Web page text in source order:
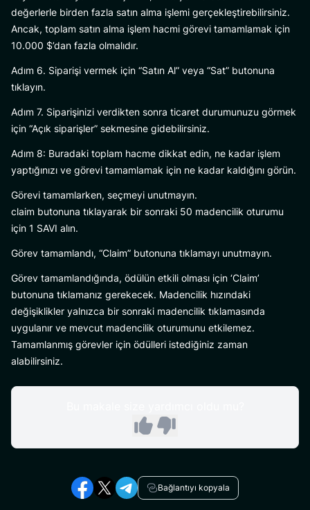
değerlerle birden fazla satın alma işlemi gerçekleştirebilirsiniz.
Ancak, toplam satın alma işlem hacmi görevi tamamlamak için
10.000 $’dan fazla olmalıdır.
Adım 6. Siparişi vermek için “Satın Al” veya “Sat” butonuna
tıklayın.
Adım 7. Siparişinizi verdikten sonra ticaret durumunuzu görmek
için “Açık siparişler” sekmesine gidebilirsiniz.
Adım 8: Buradaki toplam hacme dikkat edin, ne kadar işlem
yaptığınızı ve görevi tamamlamak için ne kadar kaldığını görün.
Görevi tamamlarken, seçmeyi unutmayın.
claim butonuna tıklayarak bir sonraki 50 madencilik oturumu
için 1 SAVI alın.
Görev tamamlandı, “Claim” butonuna tıklamayı unutmayın.
Görev tamamlandığında, ödülün etkili olması için ‘Claim’
butonuna tıklamanız gerekecek. Madencilik hızındaki
değişiklikler yalnızca bir sonraki madencilik tıklamasında
uygulanır ve mevcut madencilik oturumunu etkilemez.
Tamamlanmış görevler için ödülleri istediğiniz zaman
alabilirsiniz.
Bağlantıyı kopyala